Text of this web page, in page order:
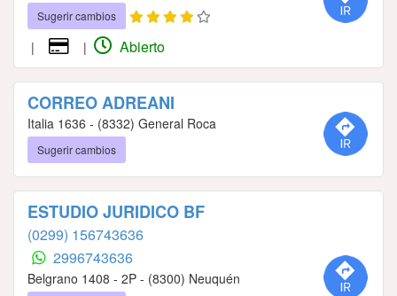
Sugerir cambios
| | Abierto
CORREO ADREANI
Italia 1636 - (8332) General Roca
Sugerir cambios
ESTUDIO JURIDICO BF
(0299) 156743636
2996743636
Belgrano 1408 - 2P - (8300) Neuquén